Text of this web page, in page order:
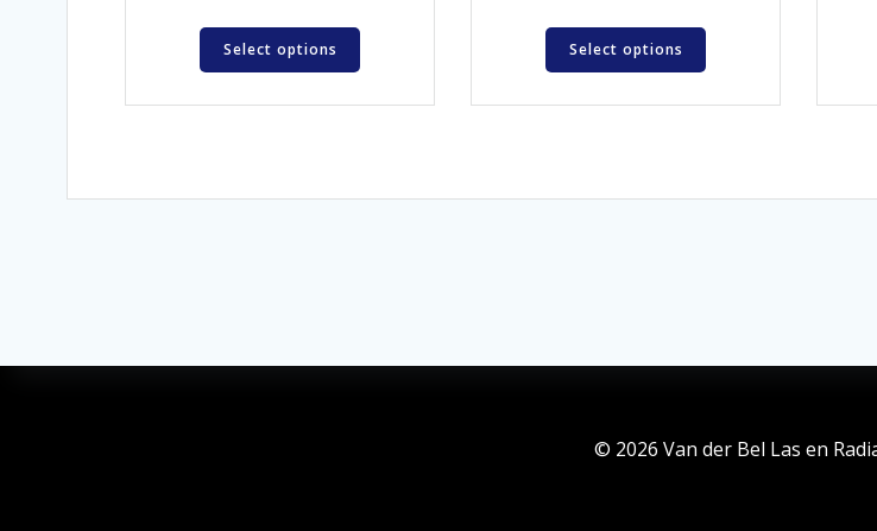
Select options Select options
© 2026 Van der Bel Las en